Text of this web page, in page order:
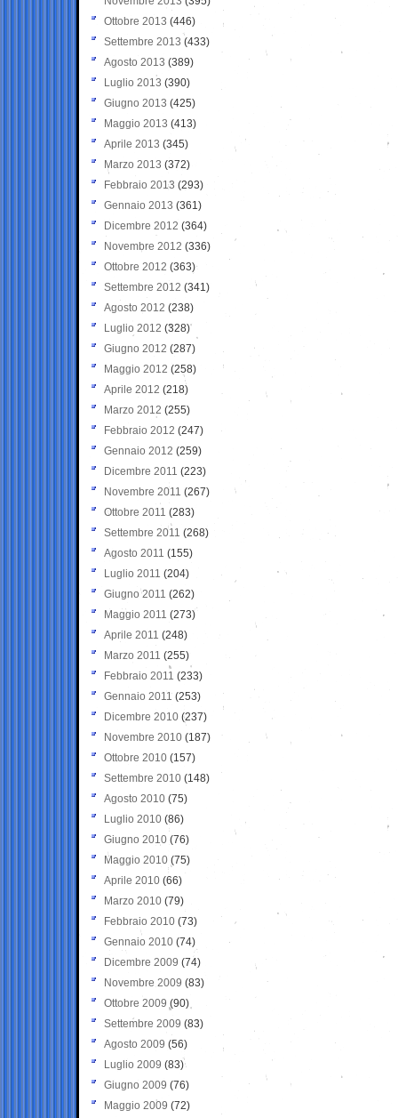
Ottobre 2013 (446)
Settembre 2013 (433)
Agosto 2013 (389)
Luglio 2013 (390)
Giugno 2013 (425)
Maggio 2013 (413)
Aprile 2013 (345)
Marzo 2013 (372)
Febbraio 2013 (293)
Gennaio 2013 (361)
Dicembre 2012 (364)
Novembre 2012 (336)
Ottobre 2012 (363)
Settembre 2012 (341)
Agosto 2012 (238)
Luglio 2012 (328)
Giugno 2012 (287)
Maggio 2012 (258)
Aprile 2012 (218)
Marzo 2012 (255)
Febbraio 2012 (247)
Gennaio 2012 (259)
Dicembre 2011 (223)
Novembre 2011 (267)
Ottobre 2011 (283)
Settembre 2011 (268)
Agosto 2011 (155)
Luglio 2011 (204)
Giugno 2011 (262)
Maggio 2011 (273)
Aprile 2011 (248)
Marzo 2011 (255)
Febbraio 2011 (233)
Gennaio 2011 (253)
Dicembre 2010 (237)
Novembre 2010 (187)
Ottobre 2010 (157)
Settembre 2010 (148)
Agosto 2010 (75)
Luglio 2010 (86)
Giugno 2010 (76)
Maggio 2010 (75)
Aprile 2010 (66)
Marzo 2010 (79)
Febbraio 2010 (73)
Gennaio 2010 (74)
Dicembre 2009 (74)
Novembre 2009 (83)
Ottobre 2009 (90)
Settembre 2009 (83)
Agosto 2009 (56)
Luglio 2009 (83)
Giugno 2009 (76)
Maggio 2009 (72)